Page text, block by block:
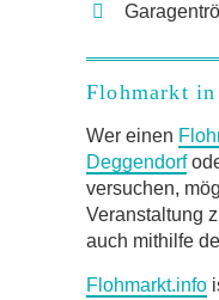
Flohmarkt
Wer einen
Deggendorf
versuchen,
Veranstaltung
auch mithilfe
Flohmarkt.info